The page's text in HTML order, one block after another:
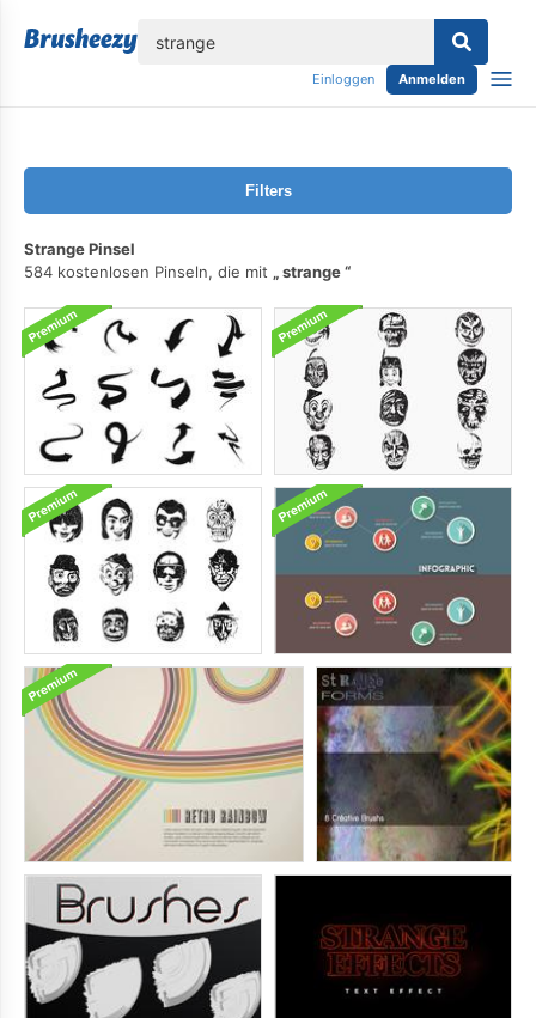
Einloggen Anmelden
Filters
Strange Pinsel
584 kostenlosen Pinseln, die mit
strange